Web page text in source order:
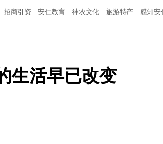
招商引资 安仁教育 神农文化 旅游特产 感知安
生活早已改变